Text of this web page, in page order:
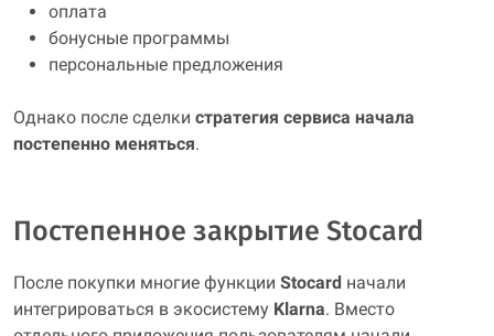
оплата
бонусные программы
персональные предложения
Однако после сделки стратегия сервиса начала
постепенно меняться.
Постепенное закрытие Stocard
После покупки многие функции Stocard начали
интегрироваться в экосистему Klarna. Вместо